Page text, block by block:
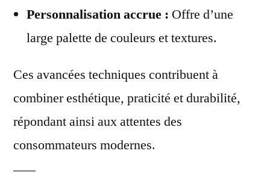
Personnalisation accrue : Offre d’une
large palette de couleurs et textures.
Ces avancées techniques contribuent à
combiner esthétique, praticité et durabilité,
répondant ainsi aux attentes des
consommateurs modernes.